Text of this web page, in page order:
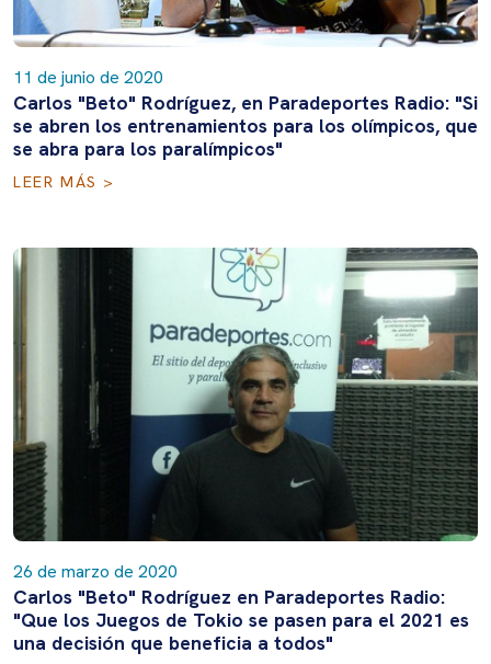
11 de junio de 2020
Carlos "Beto" Rodríguez, en Paradeportes Radio: "Si
se abren los entrenamientos para los olímpicos, que
se abra para los paralímpicos"
LEER MÁS >
26 de marzo de 2020
Carlos "Beto" Rodríguez en Paradeportes Radio:
"Que los Juegos de Tokio se pasen para el 2021 es
una decisión que beneficia a todos"